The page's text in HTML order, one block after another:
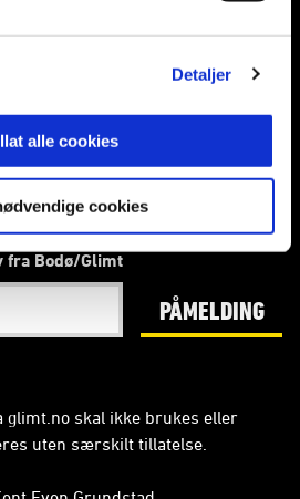
Detaljer
alle cookies
cookies
Telefon:75545500 Kontakt oss
Bodø/Glimt bodoglimt
fra Bodø/Glimt
PÅMELDING
glimt.no skal ikke brukes eller
uten særskilt tillatelse.